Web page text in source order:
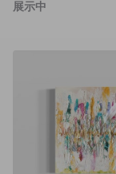
展示中